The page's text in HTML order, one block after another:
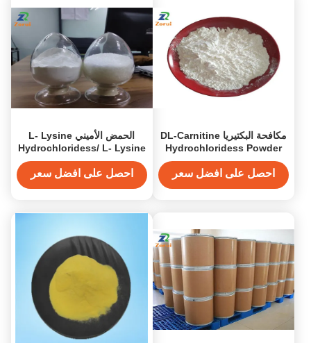
مكافحة البكتيريا DL-Carnitine
Hydrochloridess Powder
CAS 461-05-2 DL-Carnitine
HCL
احصل على افضل سعر
الحمض الأميني L- Lysine
Hydrochloridess/ L- Lysine
HCL CAS 657-27-2 معتمد من
قبل ISO
احصل على افضل سعر